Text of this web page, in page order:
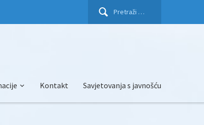
Pretraži:
Kontakt Savjetovanja s javnošću